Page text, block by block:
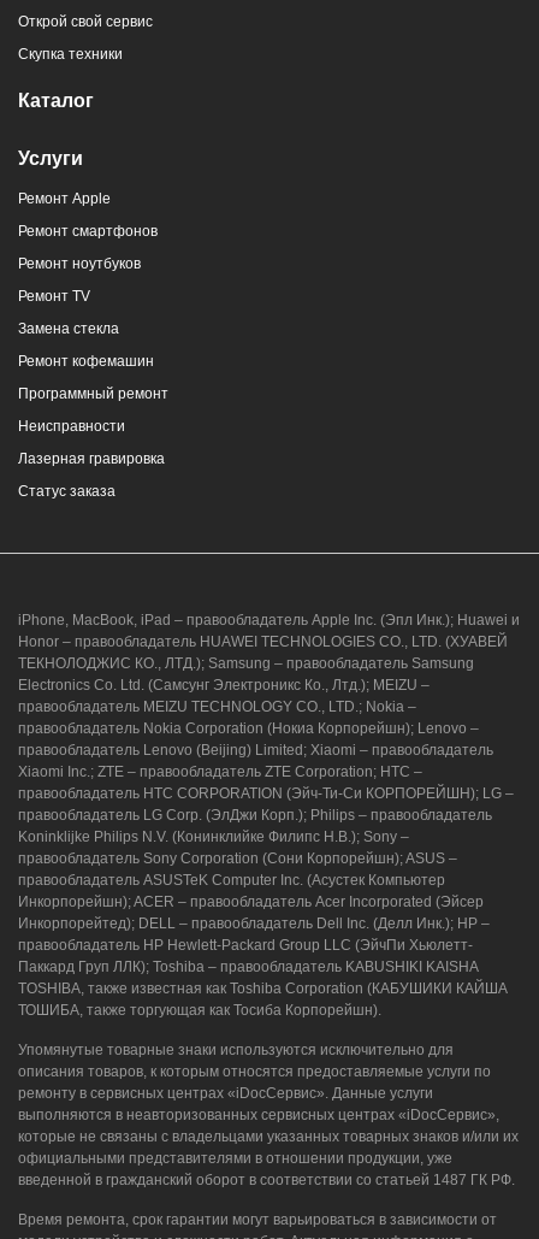
Открой свой сервис
Скупка техники
Каталог
Услуги
Ремонт Apple
Ремонт смартфонов
Ремонт ноутбуков
Ремонт TV
Замена стекла
Ремонт кофемашин
Программный ремонт
Неисправности
Лазерная гравировка
Статус заказа
iPhone, MacBook, iPad – правообладатель Apple Inc. (Эпл Инк.); Huawei и
Honor – правообладатель HUAWEI TECHNOLOGIES CO., LTD. (ХУАВЕЙ
ТЕКНОЛОДЖИС КО., ЛТД.); Samsung – правообладатель Samsung
Electronics Co. Ltd. (Самсунг Электроникс Ко., Лтд.); MEIZU –
правообладатель MEIZU TECHNOLOGY CO., LTD.; Nokia –
правообладатель Nokia Corporation (Нокиа Корпорейшн); Lenovo –
правообладатель Lenovo (Beijing) Limited; Xiaomi – правообладатель
Xiaomi Inc.; ZTE – правообладатель ZTE Corporation; HTC –
правообладатель HTC CORPORATION (Эйч-Ти-Си КОРПОРЕЙШН); LG –
правообладатель LG Corp. (ЭлДжи Корп.); Philips – правообладатель
Koninklijke Philips N.V. (Конинклийке Филипс Н.В.); Sony –
правообладатель Sony Corporation (Сони Корпорейшн); ASUS –
правообладатель ASUSTeK Computer Inc. (Асустек Компьютер
Инкорпорейшн); ACER – правообладатель Acer Incorporated (Эйсер
Инкорпорейтед); DELL – правообладатель Dell Inc. (Делл Инк.); HP –
правообладатель HP Hewlett-Packard Group LLC (ЭйчПи Хьюлетт-
Паккард Груп ЛЛК); Toshiba – правообладатель KABUSHIKI KAISHA
TOSHIBA, также известная как Toshiba Corporation (КАБУШИКИ КАЙША
ТОШИБА, также торгующая как Тосиба Корпорейшн).
Упомянутые товарные знаки используются исключительно для
описания товаров, к которым относятся предоставляемые услуги по
ремонту в сервисных центрах «iDocСервис». Данные услуги
выполняются в неавторизованных сервисных центрах «iDocСервис»,
которые не связаны с владельцами указанных товарных знаков и/или их
официальными представителями в отношении продукции, уже
введенной в гражданский оборот в соответствии со статьей 1487 ГК РФ.
Время ремонта, срок гарантии могут варьироваться в зависимости от